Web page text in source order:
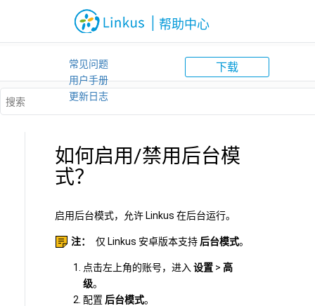
帮助中心
下载
常见问题
用户手册
更新日志
Linkus 客户端 - 帮助中心
如何启用/禁用后台模
式？
启用后台模式，允许 Linkus 在后台运行。
注： 仅 Linkus 安卓版本支持 后台模式。
点击左上角的账号，进入 设置 > 高
级。
配置 后台模式。